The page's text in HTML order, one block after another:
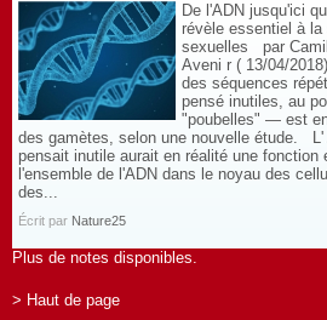
De l'ADN jusqu'ici
révèle essentiel à
sexuelles par
Aveni r ( 13/04/
des séquences
pensé inutiles, au
"poubelles" — est
des gamètes, selon une nouvelle étude. L'
pensait inutile aurait en réalité une fonction
l'ensemble de l'ADN dans le noyau des
des...
Écrit par Nature25
Plus de notes disponibles.
> Haut de page